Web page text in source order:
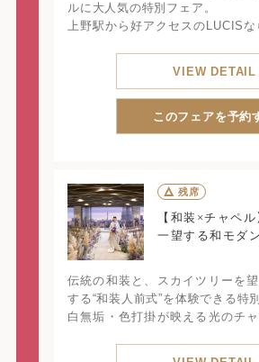
ルに大人気の特別フェア。
上野駅から好アクセスのLUCISな
さらに、ゲストの移動負担を軽
付きで、費用面の不安までまとめ
VIEW DETAIL
このフェアを予約
△ 残席
【和装×チャペ
一望する和モダ
伝統の和装と、スカイツリーを
する“和装人前式”を体験できる特
白無垢・色打掛が映える光のチ